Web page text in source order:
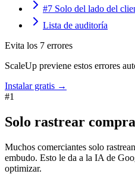
#7 Solo del lado del
Lista de auditoría
Evita los 7 errores
ScaleUp previene estos errores
Instalar gratis →
#1
Solo rastrear
Muchos comerciantes solo
embudo. Esto le da a la IA de
optimizar.